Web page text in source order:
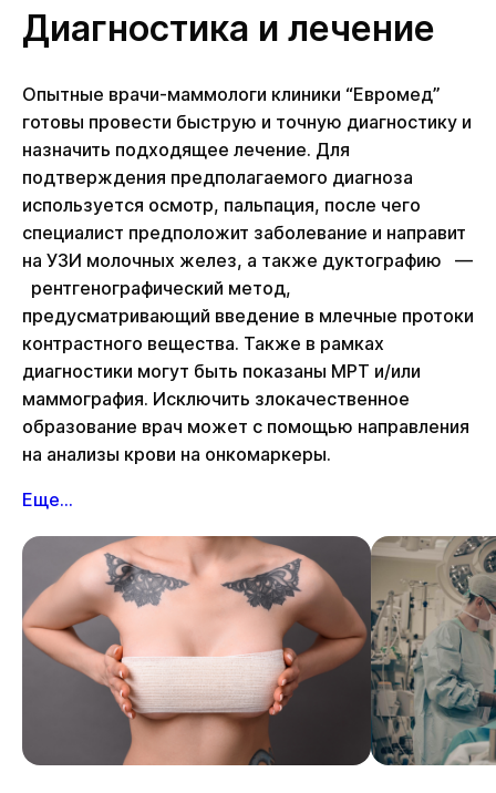
Диагностика и лечение
Опытные врачи-маммологи клиники “Евромед”
готовы провести быструю и точную диагностику и
назначить подходящее лечение. Для
подтверждения предполагаемого диагноза
используется осмотр, пальпация, после чего
специалист предположит заболевание и направит
на УЗИ молочных желез, а также дуктографию —
рентгенографический метод,
предусматривающий введение в млечные протоки
контрастного вещества. Также в рамках
диагностики могут быть показаны МРТ и/или
маммография. Исключить злокачественное
образование врач может с помощью направления
на анализы крови на онкомаркеры.
Еще...